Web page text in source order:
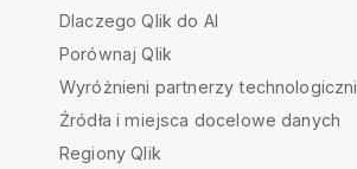
Dlaczego Qlik do AI
Porównaj Qlik
Wyróżnieni partnerzy technologiczni
Źródła i miejsca docelowe danych
Regiony Qlik